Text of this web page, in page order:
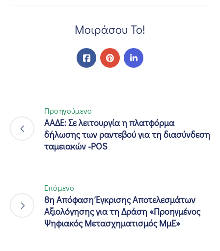
Μοιράσου Το!
Προηγούμενο
ΑΑΔΕ: Σε λειτουργία η πλατφόρμα
δήλωσης των ραντεβού για τη διασύνδεση
ταμειακών -POS
Επόμενο
8η Απόφαση Έγκρισης Αποτελεσμάτων
Αξιολόγησης για τη Δράση «Προηγμένος
Ψηφιακός Μετασχηματισμός ΜμΕ»